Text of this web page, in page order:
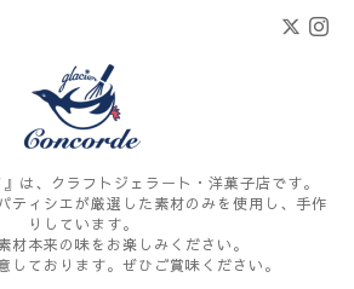
は、クラフトジェラート・洋菓子店です。
ティシエが厳選した素材のみを使用し、手作
りしています。
材本来の味をお楽しみください。
しております。ぜひご賞味ください。